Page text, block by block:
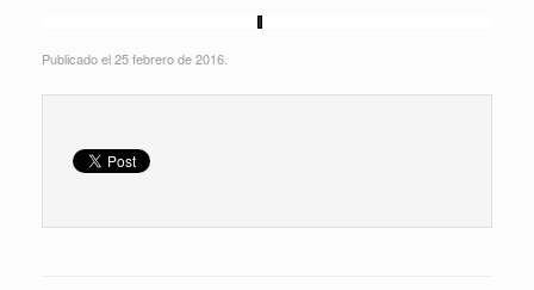
Publicado el 25 febrero de 2016.